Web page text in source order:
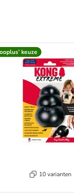
keuze
10 varianten